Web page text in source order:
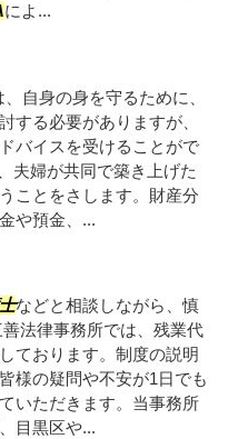
によ...
自身の身を守るために、
する必要がありますが、
バイスを受けることがで
夫婦が共同で築き上げた
ことをさします。財産分
や預金、...
などと相談しながら、慎
法律事務所では、残業代
ております。制度の説明
様の疑問や不安が1日でも
いただきます。当事務所
目黒区や...